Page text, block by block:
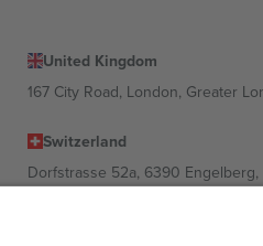
United Kingdom
167 City Road, London, Greater
Switzerland
Dorfstrasse 52a, 6390